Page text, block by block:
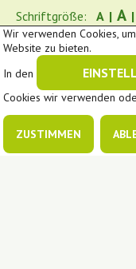
Schriftgröße: A | A |
Downloads
Cookie-
In Kooperation mit
Wir verwenden Cookies,
Website zu bieten.
In den
Cookies wir verwenden
ZUSTIMMEN